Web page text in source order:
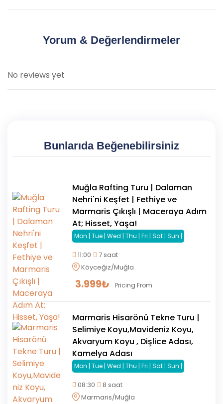
Yorum & Değerlendirmeler
No reviews yet
Bunlarıda Beğenebilirsiniz
Muğla Rafting Turu | Dalaman
Nehri'ni Keşfet | Fethiye ve
Marmaris Çıkışlı | Maceraya Adım
At; Hisset, Yaşa!
Mon | Tue | Wed | Thu | Fri | Sat | Sun |
11:00
7 saat
Köyceğiz/Muğla
3.999₺ Pricing From
Marmaris Hisarönü Tekne Turu |
Selimiye Koyu,Mavideniz Koyu,
Akvaryum Koyu , Dişlice Adası,
Kamelya Adası
Mon | Tue | Wed | Thu | Fri | Sat | Sun |
08:30
8 saat
Marmaris/Muğla